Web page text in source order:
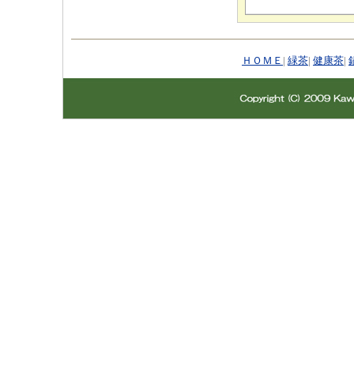
ＨＯＭＥ | 緑茶| 健康茶|